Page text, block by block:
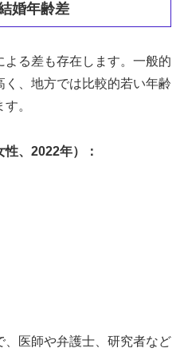
婚年齢差
る差も存在します。一般的
、地方では比較的若い年齢
。
、2022年）：
、医師や弁護士、研究者など